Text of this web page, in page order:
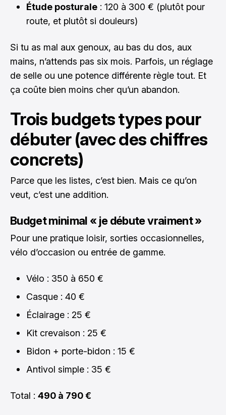
Étude posturale : 120 à 300 € (plutôt pour
route, et plutôt si douleurs)
Si tu as mal aux genoux, au bas du dos, aux
mains, n’attends pas six mois. Parfois, un réglage
de selle ou une potence différente règle tout. Et
ça coûte bien moins cher qu’un abandon.
Trois budgets types pour
débuter (avec des chiffres
concrets)
Parce que les listes, c’est bien. Mais ce qu’on
veut, c’est une addition.
Budget minimal « je débute vraiment »
Pour une pratique loisir, sorties occasionnelles,
vélo d’occasion ou entrée de gamme.
Vélo : 350 à 650 €
Casque : 40 €
Éclairage : 25 €
Kit crevaison : 25 €
Bidon + porte-bidon : 15 €
Antivol simple : 35 €
Total : 490 à 790 €